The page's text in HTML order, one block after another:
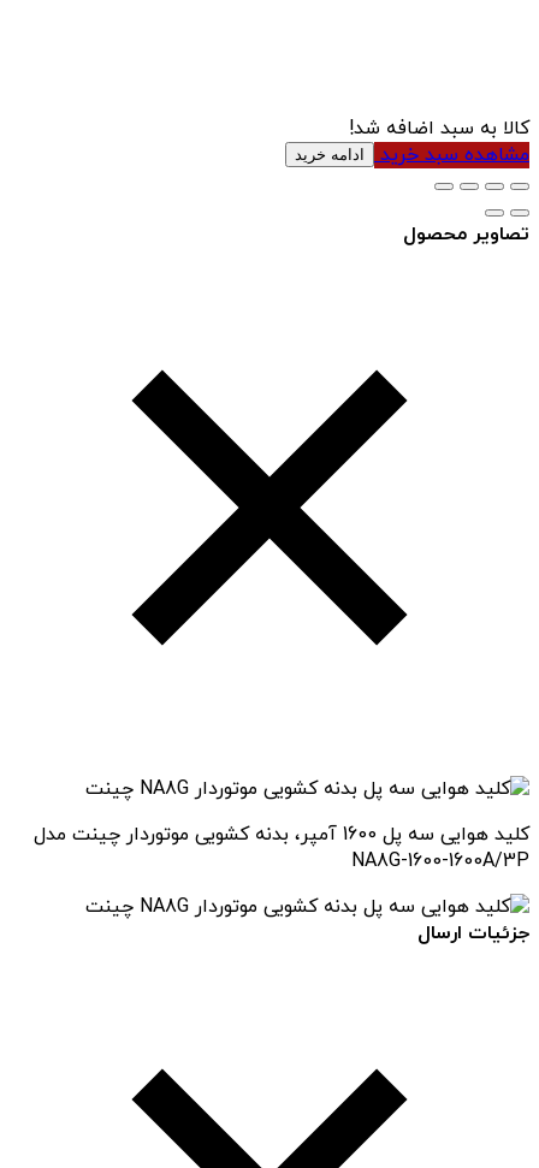
کالا به سبد اضافه شد!
مشاهده سبد خرید ادامه خرید
تصاویر محصول
کلید هوایی سه پل 1600 آمپر، بدنه کشویی موتوردار چینت مدل
NA8G-1600-1600A/3P
جزئیات ارسال